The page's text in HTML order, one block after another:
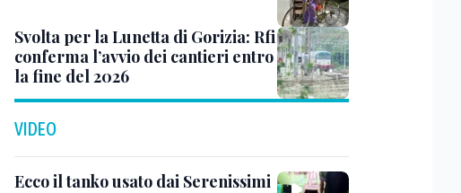
Svolta per la Lunetta di Gorizia: Rfi
conferma l’avvio dei cantieri entro
la fine del 2026
VIDEO
Ecco il tanko usato dai Serenissimi